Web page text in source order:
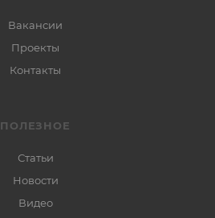
Вакансии
Проекты
Контакты
ПОЛЕЗНОЕ
Статьи
Новости
Видео